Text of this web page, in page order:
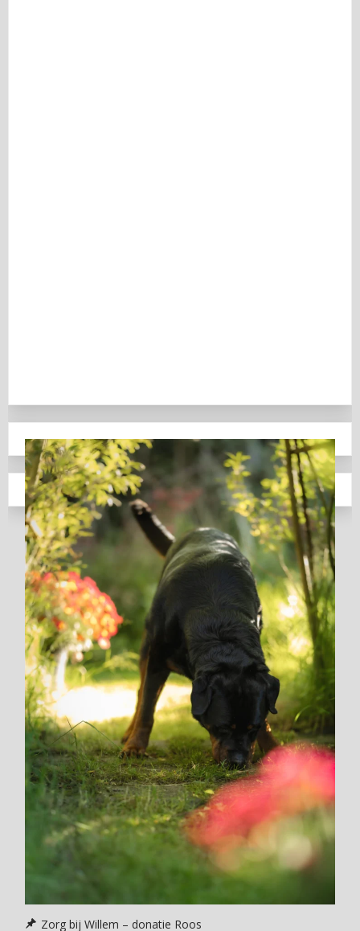
Zorg bij Willem – donatie Roos